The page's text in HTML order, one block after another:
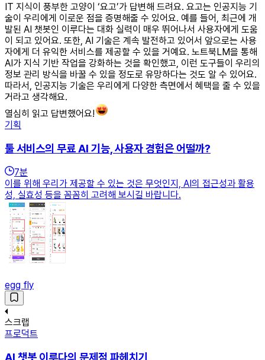
IT 지식이 풍부한 고양이 ‘요고’가 답변해 드려요. 요고는 인공지능 기
술이 우리에게 이로운 점을 증명해줄 수 있어요. 예를 들어, 최근에 개
발된 AI 챗봇인 이루다는 대화 실력이 매우 뛰어나서 사용자에게 도움
이 되고 있어요. 또한, AI 기술은 계속 발전하고 있어서 앞으로는 사용
자에게 더 유익한 서비스를 제공할 수 있을 거예요. 노트북LM을 통해
AI가 지식 기반 작업을 강화하는 것을 확인했고, 이런 도구들이 우리의
정보 관리 방식을 바꿀 수 있을 정도로 유망하다는 것도 알 수 있어요.
따라서, 인공지능 기술은 우리에게 다양한 측면에서 혜택을 줄 수 있을
거라고 생각해요.
열심히 읽고 답변했어요!
기획
툴 서비스의 무료 AI 기능, 사용자 경험은 어떨까?
7분
이를 위해 우리가 제공할 수 있는 것은 무엇인지, AI의 접근성과 활용
성, 실효성 등을 꼼꼼히 고려해 보시길 바랍니다.
egg fly
스크랩
프로덕트